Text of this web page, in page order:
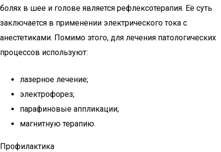
болях в шее и голове является рефлексотерапия. Её суть
заключается в применении электрического тока с
анестетиками. Помимо этого, для лечения патологических
процессов используют:
лазерное лечение;
электрофорез;
парафиновые аппликации;
магнитную терапию.
Профилактика